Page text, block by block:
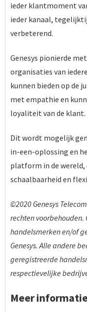
ieder klantmoment
ieder kanaal,
verbeterend.
Genesys pionierde
organisaties van
kunnen bieden op de
met empathie en
loyaliteit van de klant.
Dit wordt mogelijk
in-een-oplossing en
platform in de
schaalbaarheid en
©2020 Genesys
rechten voorbehouden.
handelsmerken en/of
Genesys. Alle andere
geregistreerde
respectievelijke
Meer